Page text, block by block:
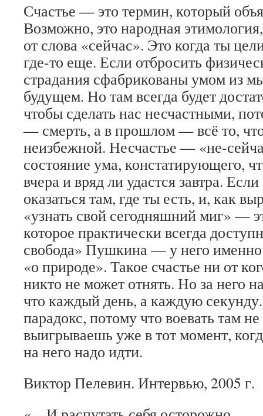
Счастье — это термин, который
Возможно, это народная
от слова «сейчас». Это когда ты
где-то еще. Если отбросить
страдания сфабрикованы умом из
будущем. Но там всегда будет
чтобы сделать нас несчастными,
— смерть, а в прошлом — всё то,
неизбежной. Несчастье — «не-
состояние ума, констатирующего,
вчера и вряд ли удастся завтра.
оказаться там, где ты есть, и, как
«узнать свой сегодняшний миг» —
которое практически всегда
свобода» Пушкина — у него именно
«о природе». Такое счастье ни от
никто не может отнять. Но за него
что каждый день, а каждую
парадокс, потому что воевать там
выигрываешь уже в тот момент,
на него надо идти.
Виктор Пелевин. Интервью, 2005 г.